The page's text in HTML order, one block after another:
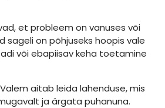
et probleem on vanuses või
sageli on põhjuseks hoopis vale
või ebapiisav keha toetamine
aitab leida lahenduse, mis
ja ärgata puhanuna.